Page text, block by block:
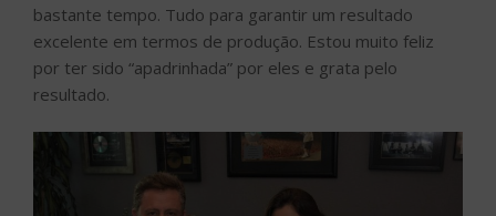
bastante tempo. Tudo para garantir um resultado
excelente em termos de produção. Estou muito feliz
por ter sido “apadrinhada” por eles e grata pelo
resultado.